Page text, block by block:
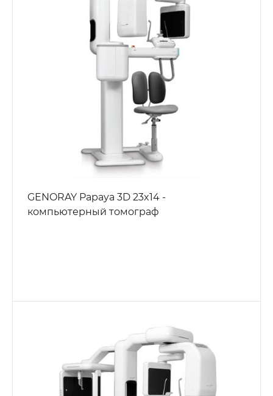
GENORAY Papaya 3D 23x14 -
компьютерный томограф